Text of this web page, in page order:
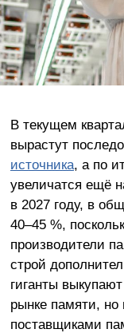
В текущем
вырастут
источника, а по
увеличатся ещё
в 2027 году, в
40–45 %,
производители
строй
гиганты
рынке памяти,
поставщиками